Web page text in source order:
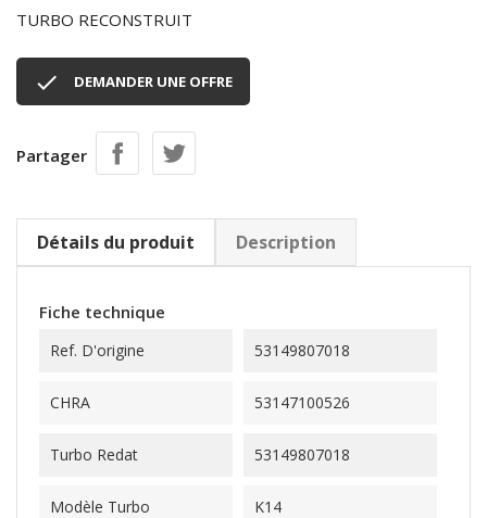
TURBO RECONSTRUIT
 DEMANDER UNE OFFRE
Partager
Détails du produit Description
Fiche technique
Ref. D'origine 53149807018
CHRA 53147100526
Turbo Redat 53149807018
Modèle Turbo K14